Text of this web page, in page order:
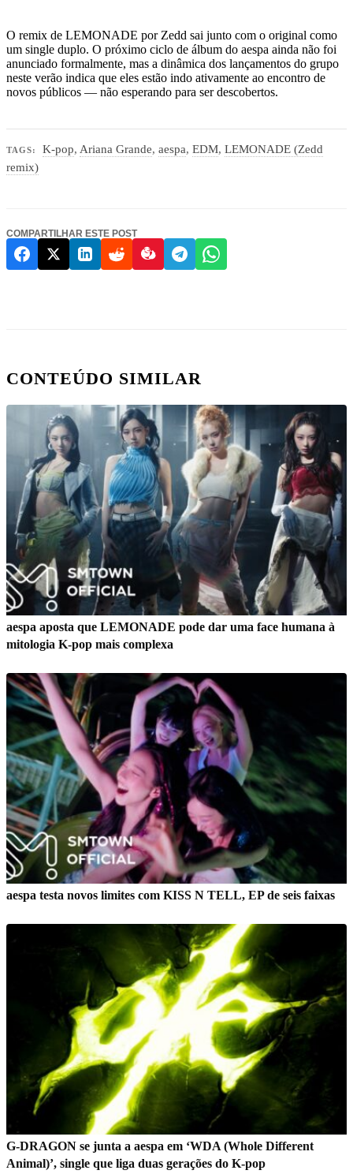
O remix de LEMONADE por Zedd sai junto com o original como
um single duplo. O próximo ciclo de álbum do aespa ainda não foi
anunciado formalmente, mas a dinâmica dos lançamentos do grupo
neste verão indica que eles estão indo ativamente ao encontro de
novos públicos — não esperando para ser descobertos.
TAGS: K-pop,Ariana Grande,aespa,EDM,LEMONADE (Zedd
remix)
COMPARTILHAR ESTE POST
CONTEÚDO SIMILAR
aespa aposta que LEMONADE pode dar uma face humana à
mitologia K-pop mais complexa
aespa testa novos limites com KISS N TELL, EP de seis faixas
G-DRAGON se junta a aespa em ‘WDA (Whole Different
Animal)’, single que liga duas gerações do K-pop